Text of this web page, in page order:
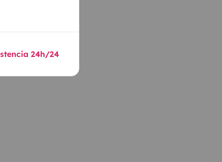
24h/24